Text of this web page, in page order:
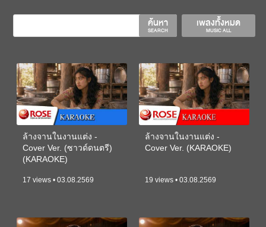
เพลงทั้งหมด
MUSIC ALL
ค้นหา
SEARCH
ล้างจานในงานแต่ง -
Cover Ver. (ซาวด์ดนตรี)
(KARAOKE)
17 views • 03.08.2569
ล้างจานในงานแต่ง -
Cover Ver. (KARAOKE)
19 views • 03.08.2569